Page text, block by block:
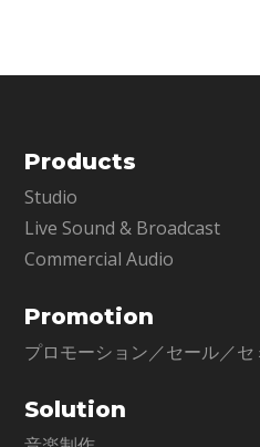
Products
Studio
Live Sound & Broadcast
Commercial Audio
Promotion
プロモーション／セール／セ
Solution